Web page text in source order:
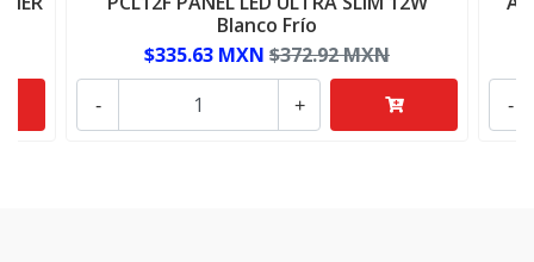
Blanco Frío
$335.63 MXN $372.92 MXN
+
- -